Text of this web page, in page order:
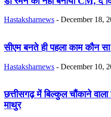
Hastaksharnews - December 18,
सीएम बनते ही पहला काम कौन
Hastaksharnews - December 10,
छत्तीसगढ़ में बिल्कुल चौंकाने
माथुर